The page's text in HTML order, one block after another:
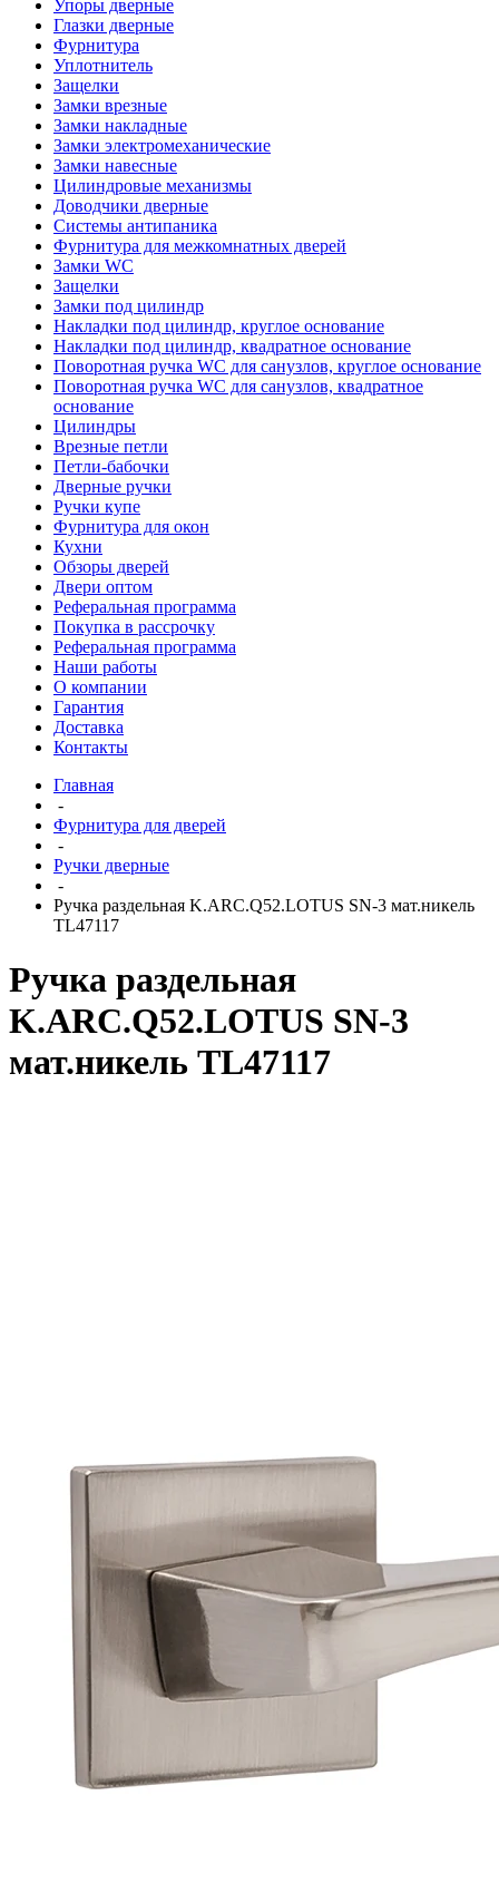
Упоры дверные
Глазки дверные
Фурнитура
Уплотнитель
Защелки
Замки врезные
Замки накладные
Замки электромеханические
Замки навесные
Цилиндровые механизмы
Доводчики дверные
Системы антипаника
Фурнитура для межкомнатных дверей
Замки WC
Защелки
Замки под цилиндр
Накладки под цилиндр, круглое основание
Накладки под цилиндр, квадратное основание
Поворотная ручка WC для санузлов, круглое основание
Поворотная ручка WC для санузлов, квадратное
основание
Цилиндры
Врезные петли
Петли-бабочки
Дверные ручки
Ручки купе
Фурнитура для окон
Кухни
Обзоры дверей
Двери оптом
Реферальная программа
Покупка в рассрочку
Реферальная программа
Наши работы
О компании
Гарантия
Доставка
Контакты
Главная
-
Фурнитура для дверей
-
Ручки дверные
-
Ручка раздельная K.ARC.Q52.LOTUS SN-3 мат.никель
TL47117
Ручка раздельная
K.ARC.Q52.LOTUS SN-3
мат.никель TL47117